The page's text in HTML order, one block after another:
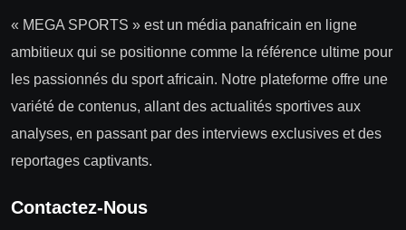
« MEGA SPORTS » est un média panafricain en ligne
ambitieux qui se positionne comme la référence ultime pour
les passionnés du sport africain. Notre plateforme offre une
variété de contenus, allant des actualités sportives aux
analyses, en passant par des interviews exclusives et des
reportages captivants.
Contactez-Nous